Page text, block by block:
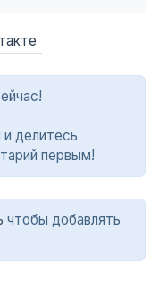
делитесь
первым!
чтобы добавлять